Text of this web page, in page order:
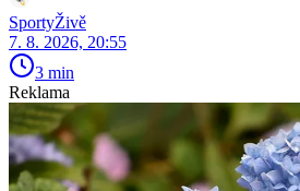
SportyŽivě
7. 8. 2026, 20:55
3 min
Reklama